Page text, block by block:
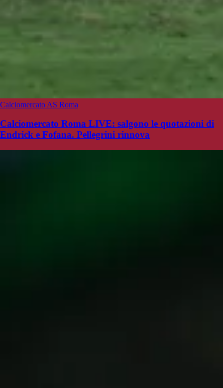
Calciomercato AS Roma
Calciomercato Roma LIVE: salgono le quotazioni di
Endrick e Fofana. Pellegrini rinnova